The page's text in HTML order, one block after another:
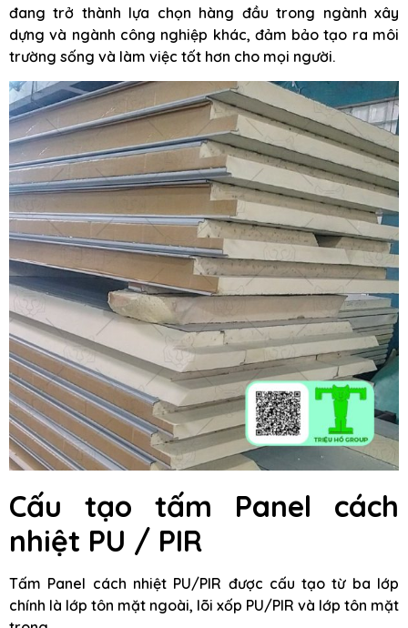
đang trở thành lựa chọn hàng đầu trong ngành xây
dựng và ngành công nghiệp khác, đảm bảo tạo ra môi
trường sống và làm việc tốt hơn cho mọi người.
Cấu tạo tấm Panel cách
nhiệt PU / PIR
Tấm Panel cách nhiệt PU/PIR được cấu tạo từ ba lớp
chính là lớp tôn mặt ngoài, lõi xốp PU/PIR và lớp tôn mặt